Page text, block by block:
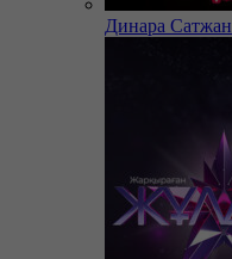
Динара Сатжан